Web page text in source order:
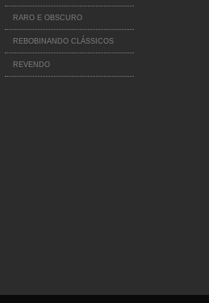
RARO E OBSCURO
REBOBINANDO CLÁSSICOS
REVENDO